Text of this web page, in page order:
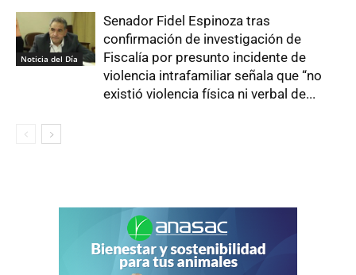
Noticia del Día
Senador Fidel Espinoza tras
confirmación de investigación de
Fiscalía por presunto incidente de
violencia intrafamiliar señala que “no
existió violencia física ni verbal de...